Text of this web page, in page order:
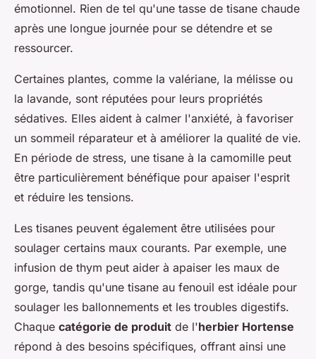
émotionnel. Rien de tel qu'une tasse de tisane chaude
après une longue journée pour se détendre et se
ressourcer.
Certaines plantes, comme la valériane, la mélisse ou
la lavande, sont réputées pour leurs propriétés
sédatives. Elles aident à calmer l'anxiété, à favoriser
un sommeil réparateur et à améliorer la qualité de vie.
En période de stress, une tisane à la camomille peut
être particulièrement bénéfique pour apaiser l'esprit
et réduire les tensions.
Les tisanes peuvent également être utilisées pour
soulager certains maux courants. Par exemple, une
infusion de thym peut aider à apaiser les maux de
gorge, tandis qu'une tisane au fenouil est idéale pour
soulager les ballonnements et les troubles digestifs.
Chaque catégorie de produit de l'herbier Hortense
répond à des besoins spécifiques, offrant ainsi une